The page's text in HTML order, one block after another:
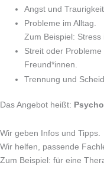
Angst und Traurigkeit
Probleme im Alltag.
Zum Beispiel:
Streit oder
Freund*innen.
Trennung und
Das Angebot heißt:
Wir geben Infos und Tipps.
Wir helfen, passende
Zum Beispiel: für eine